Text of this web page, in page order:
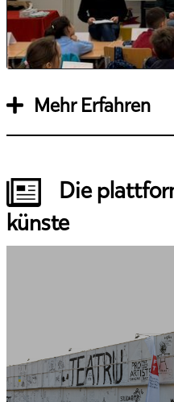
Mehr Erfahren
Die
künste